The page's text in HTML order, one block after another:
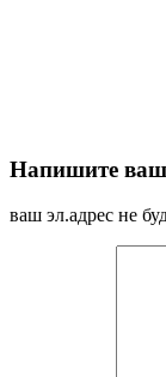
Напишите ваш
ваш эл.адрес не